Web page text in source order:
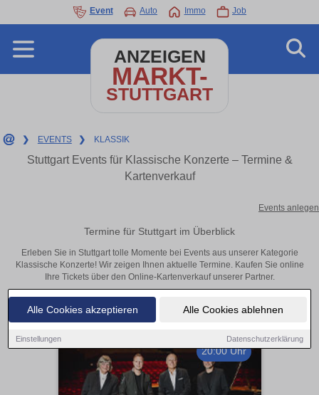
Alle Cookies akzeptieren Alle Cookies ablehnen
Einstellungen Datenschutzerklärung
Event Auto Immo Job
ANZEIGEN
MARKT-
STUTTGART
❯ EVENTS ❯ KLASSIK
Stuttgart Events für Klassische Konzerte – Termine &
Kartenverkauf
Events anlegen
Termine für Stuttgart im Überblick
Erleben Sie in Stuttgart tolle Momente bei Events aus unserer Kategorie
Klassische Konzerte! Wir zeigen Ihnen aktuelle Termine. Kaufen Sie online
Ihre Tickets über den Online-Kartenverkauf unserer Partner.
20:00 Uhr